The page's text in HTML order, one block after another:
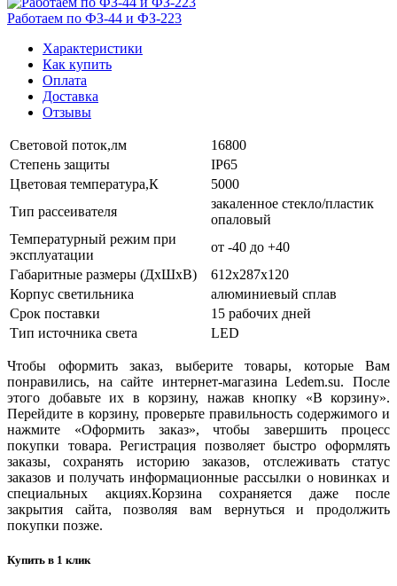
Работаем по ФЗ-44 и ФЗ-223
Характеристики
Как купить
Оплата
Доставка
Отзывы
Световой поток,лм
16800
Степень защиты
IP65
Цветовая температура,К
5000
Тип рассеивателя
закаленное стекло/пластик
опаловый
Температурный режим при
эксплуатации
от -40 до +40
Габаритные размеры (ДхШхВ)
612х287х120
Корпус светильника
алюминиевый сплав
Срок поставки
15 рабочих дней
Тип источника света
LED
Чтобы оформить заказ, выберите товары, которые Вам
понравились, на сайте интернет-магазина Ledem.su. После
этого добавьте их в корзину, нажав кнопку «В корзину».
Перейдите в корзину, проверьте правильность содержимого и
нажмите «Оформить заказ», чтобы завершить процесс
покупки товара. Регистрация позволяет быстро оформлять
заказы, сохранять историю заказов, отслеживать статус
заказов и получать информационные рассылки о новинках и
специальных акциях.Корзина сохраняется даже после
закрытия сайта, позволяя вам вернуться и продолжить
покупки позже.
Купить в 1 клик